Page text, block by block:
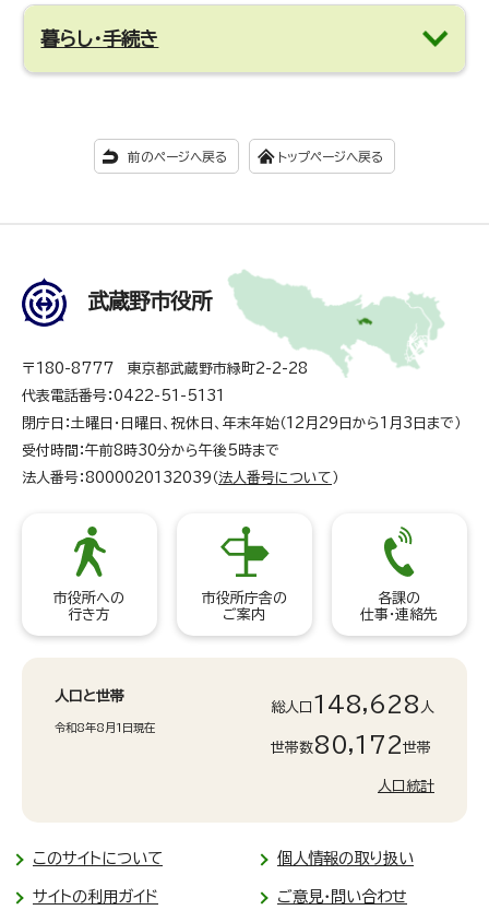
暮らし・手続き
前のページへ戻る トップページへ戻る
武蔵野市役所
〒180-8777 東京都武蔵野市緑町2-2-28
代表電話番号：0422-51-5131
閉庁日：土曜日・日曜日、祝休日、年末年始（12月29日から1月3日まで）
受付時間：午前8時30分から午後5時まで
法人番号：8000020132039（ 法人番号について ）
市役所への
行き方
市役所庁舎の
ご案内
各課の
仕事・連絡先
人口と世帯
令和8年8月1日現在
総人口 148,628 人
世帯数80,172世帯
人口統計
このサイトについて 個人情報の取り扱い
サイトの利用ガイド ご意見・問い合わせ